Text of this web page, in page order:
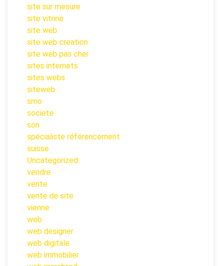
site sur mesure
site vitrine
site web
site web creation
site web pas cher
sites internets
sites webs
siteweb
smo
societe
son
spécialiste référencement
suisse
Uncategorized
vendre
vente
vente de site
vienne
web
web designer
web digitale
web immobilier